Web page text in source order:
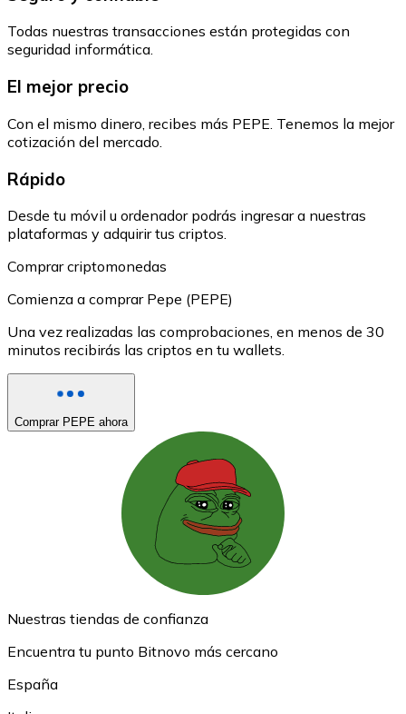
Todas nuestras transacciones están protegidas con
seguridad informática.
El mejor precio
Con el mismo dinero, recibes más PEPE. Tenemos la mejor
cotización del mercado.
Rápido
Desde tu móvil u ordenador podrás ingresar a nuestras
plataformas y adquirir tus criptos.
Comprar criptomonedas
Comienza a comprar Pepe (PEPE)
Una vez realizadas las comprobaciones, en menos de 30
minutos recibirás las criptos en tu wallets.
Comprar PEPE ahora
Nuestras tiendas de confianza
Encuentra tu punto Bitnovo más cercano
España